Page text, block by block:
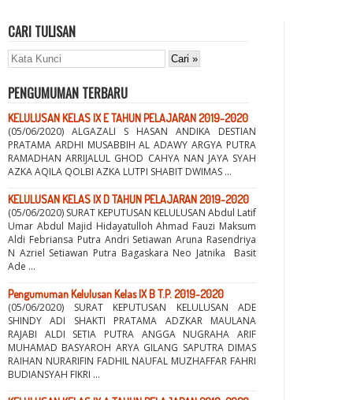
CARI TULISAN
PENGUMUMAN TERBARU
KELULUSAN KELAS IX E TAHUN PELAJARAN 2019-2020
(05/06/2020) ALGAZALI S HASAN ANDIKA DESTIAN
PRATAMA ARDHI MUSABBIH AL ADAWY ARGYA PUTRA
RAMADHAN ARRIJALUL GHOD CAHYA NAN JAYA SYAH
AZKA AQILA QOLBI AZKA LUTPI SHABIT DWIMAS ...
KELULUSAN KELAS IX D TAHUN PELAJARAN 2019-2020
(05/06/2020) SURAT KEPUTUSAN KELULUSAN Abdul Latif
Umar Abdul Majid Hidayatulloh Ahmad Fauzi Maksum
Aldi Febriansa Putra Andri Setiawan Aruna Rasendriya
N Azriel Setiawan Putra Bagaskara Neo Jatnika Basit
Ade ...
Pengumuman Kelulusan Kelas IX B T.P. 2019-2020
(05/06/2020) SURAT KEPUTUSAN KELULUSAN ADE
SHINDY ADI SHAKTI PRATAMA ADZKAR MAULANA
RAJABI ALDI SETIA PUTRA ANGGA NUGRAHA ARIF
MUHAMAD BASYAROH ARYA GILANG SAPUTRA DIMAS
RAIHAN NURARIFIN FADHIL NAUFAL MUZHAFFAR FAHRI
BUDIANSYAH FIKRI ...